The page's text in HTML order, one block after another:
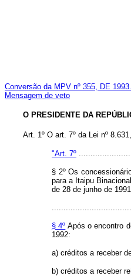
Conversão da MPV nº 355, DE 1993.
Mensagem de veto
O PRESIDENTE DA
Art. 1º O art. 7º da Lei nº
"Art. 7º
§ 2º Os
para a Itaipu
de 28 de junho de
§ 4º Após o encontro
1992:
a) créditos a receber
b) créditos a receber